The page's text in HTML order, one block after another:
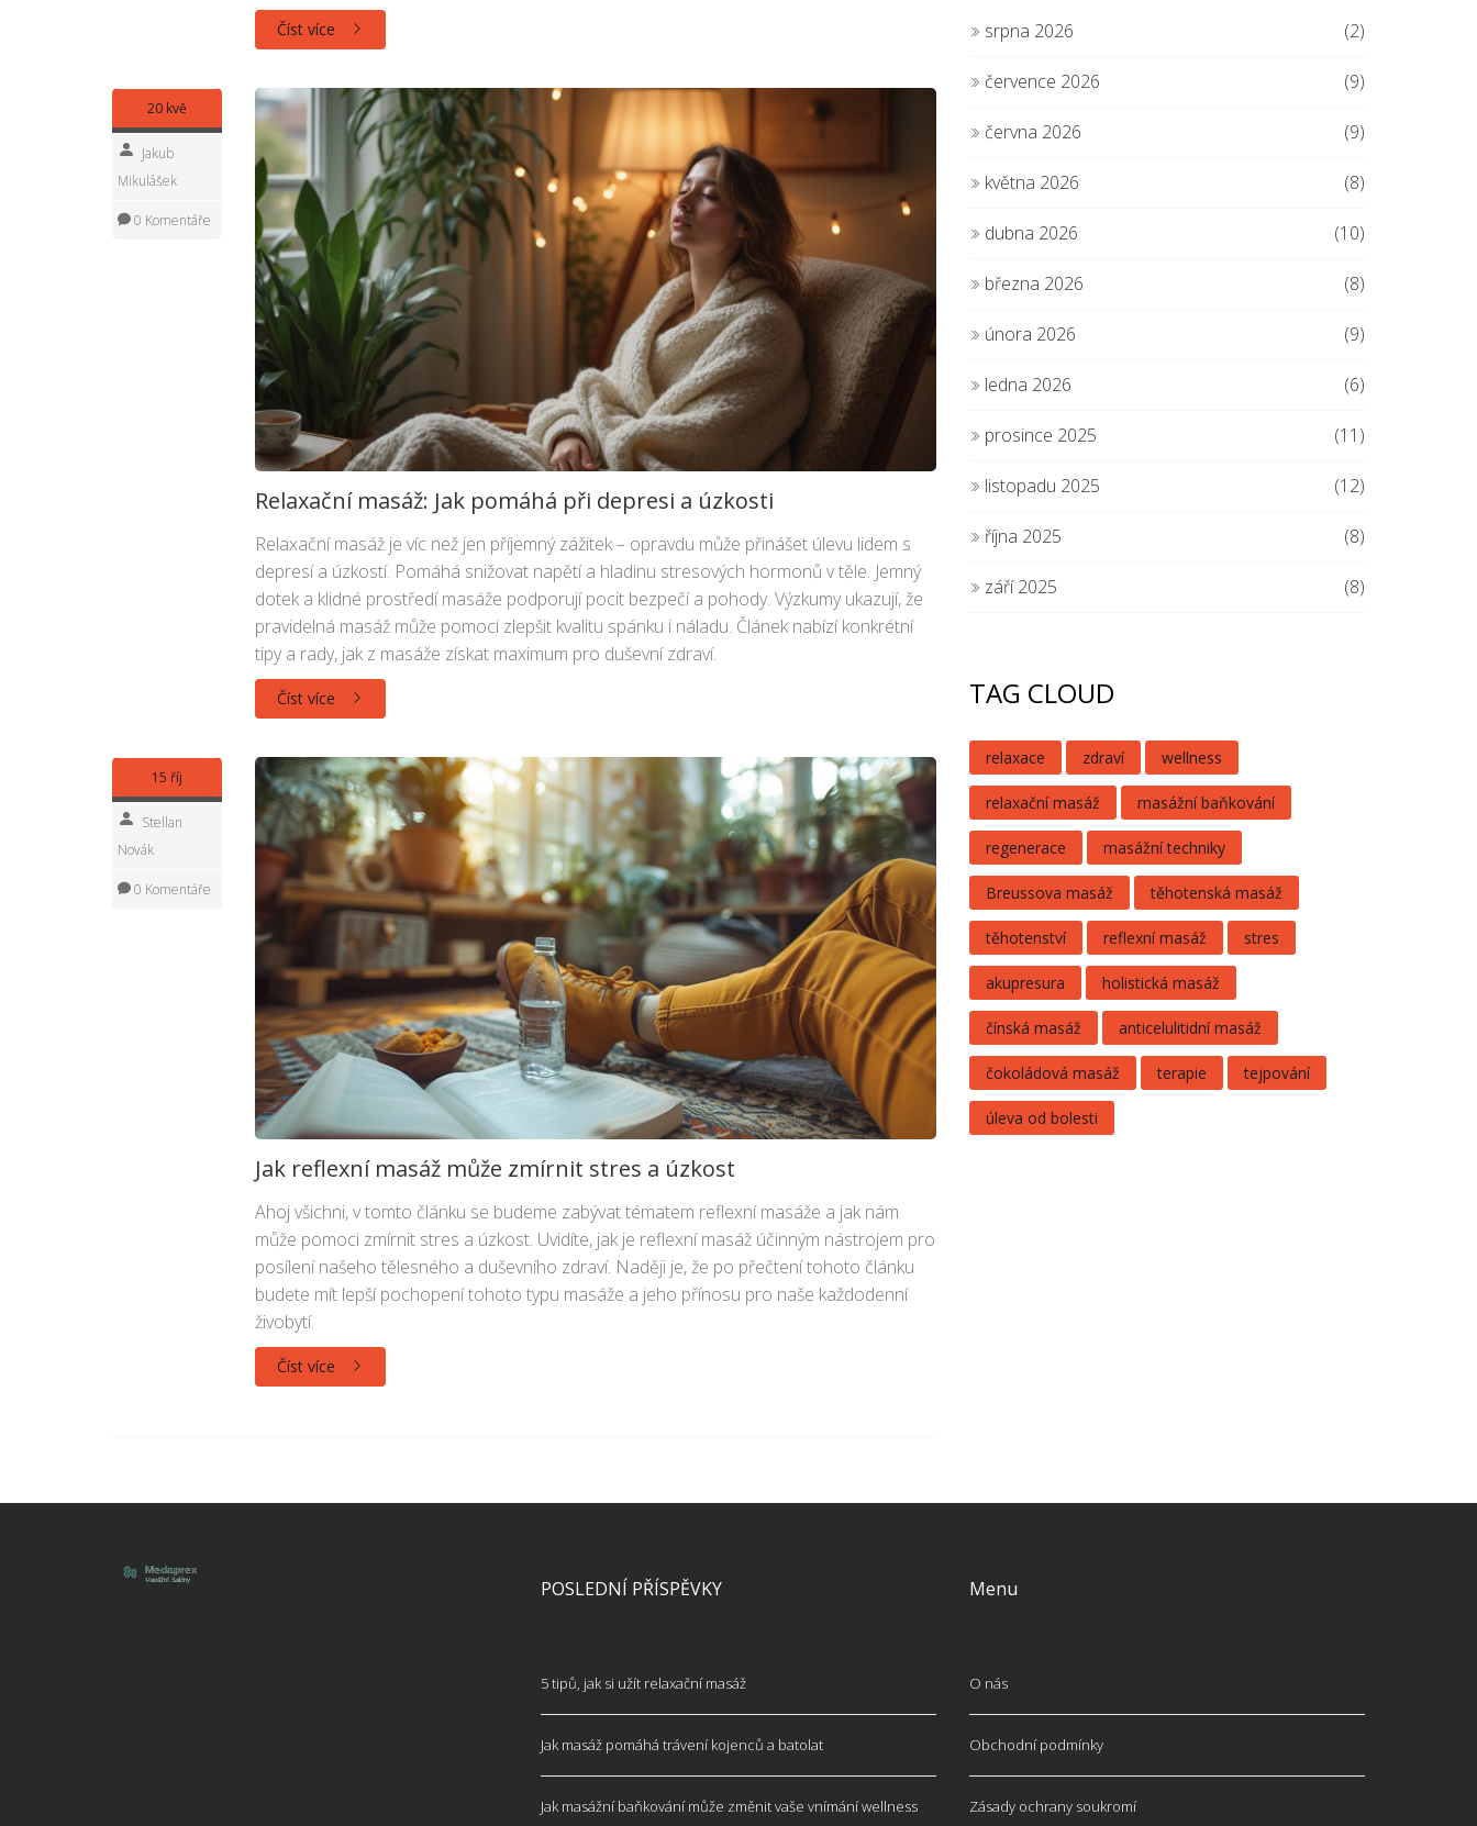
Číst více
20 kvě
Jakub
Mikulášek
0 Komentáře
Relaxační masáž: Jak pomáhá při depresi a úzkosti
Relaxační masáž je víc než jen příjemný zážitek – opravdu může přinášet úlevu lidem s
depresí a úzkostí. Pomáhá snižovat napětí a hladinu stresových hormonů v těle. Jemný
dotek a klidné prostředí masáže podporují pocit bezpečí a pohody. Výzkumy ukazují, že
pravidelná masáž může pomoci zlepšit kvalitu spánku i náladu. Článek nabízí konkrétní
tipy a rady, jak z masáže získat maximum pro duševní zdraví.
Číst více
15 říj
Stellan
Novák
0 Komentáře
Jak reflexní masáž může zmírnit stres a úzkost
Ahoj všichni, v tomto článku se budeme zabývat tématem reflexní masáže a jak nám
může pomoci zmírnit stres a úzkost. Uvidíte, jak je reflexní masáž účinným nástrojem pro
posílení našeho tělesného a duševního zdraví. Naději je, že po přečtení tohoto článku
budete mít lepší pochopení tohoto typu masáže a jeho přínosu pro naše každodenní
živobytí.
Číst více
srpna 2026 (2)
července 2026 (9)
června 2026 (9)
května 2026 (8)
dubna 2026 (10)
března 2026 (8)
února 2026 (9)
ledna 2026 (6)
prosince 2025 (11)
listopadu 2025 (12)
října 2025 (8)
září 2025 (8)
TAG CLOUD
relaxace zdraví wellness
relaxační masáž masážní baňkování
regenerace masážní techniky
Breussova masáž těhotenská masáž
těhotenství reflexní masáž stres
akupresura holistická masáž
čínská masáž anticelulitidní masáž
čokoládová masáž terapie tejpování
úleva od bolesti
POSLEDNÍ PŘÍSPĚVKY
5 tipů, jak si užít relaxační masáž
Jak masáž pomáhá trávení kojenců a batolat
Jak masážní baňkování může změnit vaše vnímání wellness
Menu
O nás
Obchodní podmínky
Zásady ochrany soukromí